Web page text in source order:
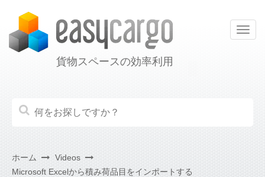
貨物スペースの効率利用
ホーム
Videos
Microsoft Excelから積み荷品目をインポートする